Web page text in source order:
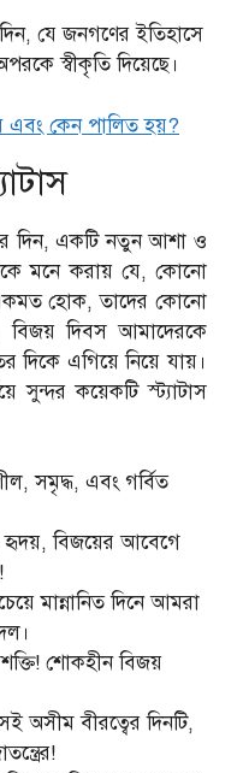
যে জনগণের ইতিহাসে
স্বীকৃতি দিয়েছে।
এবং কেন পালিত হয়?
দিন, একটি নতুন আশা ও
মনে করায় যে, কোনো
একমত হোক, তাদের কোনো
বিজয় দিবস আমাদেরকে
দিকে এগিয়ে নিয়ে যায়।
সুন্দর কয়েকটি স্ট্যাটাস
সমৃদ্ধ, এবং গর্বিত
বিজয়ের আবেগে
মান্নানিত দিনে আমরা
শোকহীন বিজয়
বীরত্বের দিনটি,